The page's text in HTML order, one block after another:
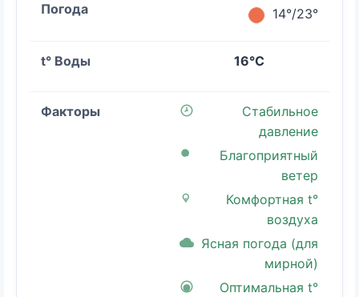
14°/23°
16°C
Стабильное
давление
Благоприятный
ветер
Комфортная t°
воздуха
Ясная погода (для
мирной)
Оптимальная t°